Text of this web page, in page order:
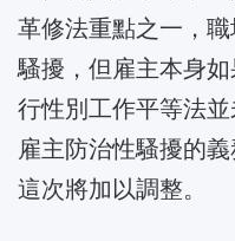
革修法重點之一，
騷擾，但雇主本身
行性別工作平等法
雇主防治性騷擾的
這次將加以調整。